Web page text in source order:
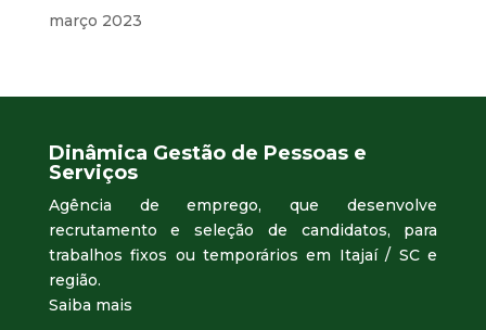
março 2023
Dinâmica Gestão de Pessoas e
Serviços
Agência de emprego, que desenvolve
recrutamento e seleção de candidatos, para
trabalhos fixos ou temporários em Itajaí / SC e
região.
Saiba mais